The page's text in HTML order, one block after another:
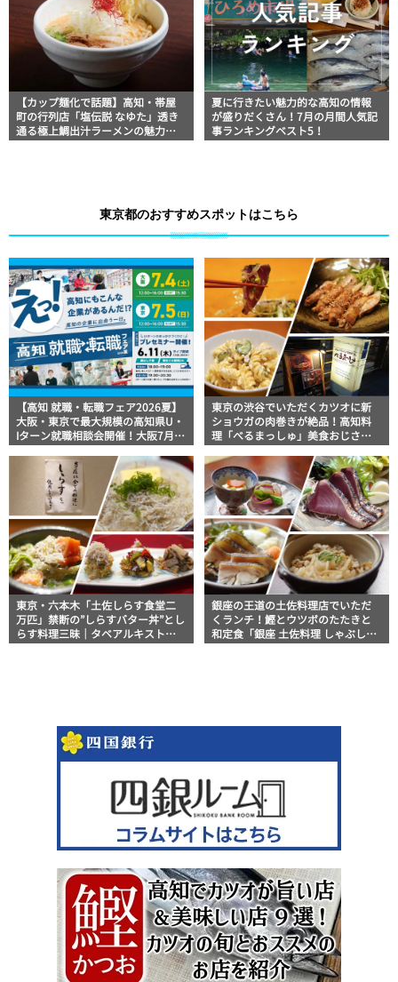
【カップ麺化で話題】高知・帯屋
町の行列店「塩伝説 なゆた」透き
通る極上鯛出汁ラーメンの魅力を
徹底解剖 ｜ほっとこうちオススメ
夏に行きたい魅力的な高知の情報
が盛りだくさん！7月の月間人気記
事ランキングベスト5！
東京都のおすすめスポットはこちら
【高知 就職・転職フェア2026夏】
大阪・東京で最大規模の高知県U・
Iターン就職相談会開催！大阪7月4
日（土）・東京7月5日（日）
東京の渋谷でいただくカツオに新
ショウガの肉巻きが絶品！高知料
理「べるまっしゅ」美食おじさん
マッキー牧元の高知満腹日記【高
知グルメPro】
東京・六本木「土佐しらす食堂二
万匹」禁断の”しらすバター丼”とし
らす料理三昧｜タベアルキスト・
銀座の王道の土佐料理店でいただ
くランチ！鰹とウツボのたたきと
和定食「銀座 土佐料理 しゃぶしゃ